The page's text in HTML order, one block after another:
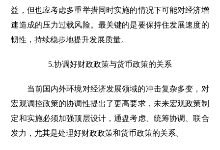
益，但也应考虑多重举措同时实施的情况下可能对经济增
速造成的压力过载风险。最关键的是要保持住发展速度的
韧性，持续稳步地提升发展质量。
5.协调好财政政策与货币政策的关系
当前国内外环境对经济发展领域的冲击复杂多变，对
宏观调控政策的协调性提出了更高要求，未来宏观政策制
定和实施必须加强顶层设计，通盘考虑、统筹协调、联合
发力，尤其是处理好财政政策和货币政策的关系。